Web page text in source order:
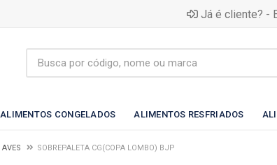
Já é cliente? -
ALIMENTOS CONGELADOS ALIMENTOS RESFRIADOS
AVES SOBREPALETA CG(COPA LOMBO) BJP